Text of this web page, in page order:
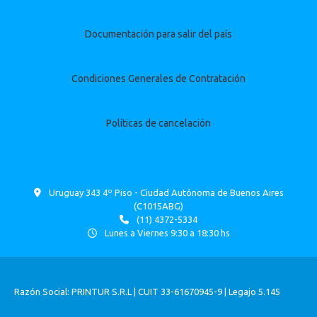
Documentación para salir del país
Condiciones Generales de Contratación
Políticas de cancelación
Uruguay 343 4º Piso - Ciudad Autónoma de Buenos Aires
(C1015ABG)
(11) 4372-5334
Lunes a Viernes 9:30 a 18:30 hs
Razón Social: PRINTUR S.R.L | CUIT 33-61670945-9 | Legajo 5.145